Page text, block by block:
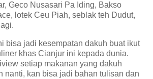
Geco Nusasari Pa Iding, Bakso
lotek Ceu Piah, seblak teh Dudut,
bisa jadi kesempatan dakuh buat ikut
khas Cianjur ini kepada dunia.
setiap makanan yang dakuh
nanti, kan bisa jadi bahan tulisan dan